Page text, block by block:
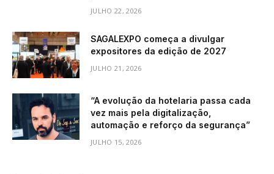
JULHO 22, 2026
SAGALEXPO começa a divulgar
expositores da edição de 2027
JULHO 21, 2026
“A evolução da hotelaria passa cada
vez mais pela digitalização,
automação e reforço da segurança”
JULHO 15, 2026